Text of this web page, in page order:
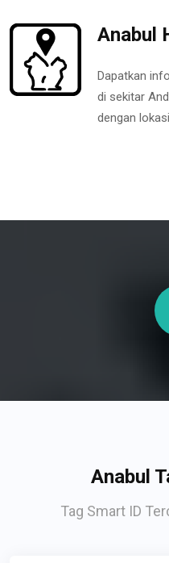
Anabul
Dapatkan
di sekitar
dengan
Anabul
Tag Smart ID